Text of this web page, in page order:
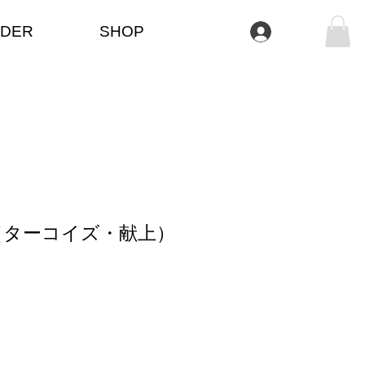
SHOP Se connecter
ーコイズ・献上）